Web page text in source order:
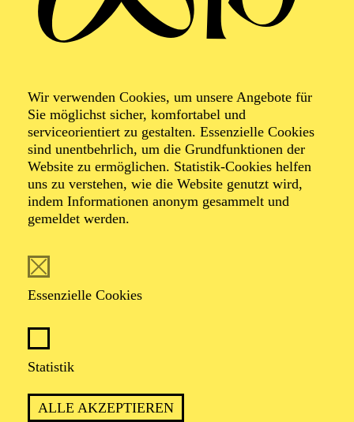
Wir verwenden Cookies, um unsere Angebote für
Sie möglichst sicher, komfortabel und
serviceorientiert zu gestalten. Essenzielle Cookies
sind unentbehrlich, um die Grundfunktionen der
Website zu ermöglichen. Statistik-Cookies helfen
uns zu verstehen, wie die Website genutzt wird,
indem Informationen anonym gesammelt und
gemeldet werden.
Essenzielle Cookies
Statistik
ALLE AKZEPTIEREN
Foto: privat
Lothar Kittstein
Lothar Kittstein
und Bonn. Nach der Promotion in Neuerer Geschichte
war er drei Jahre als Headhunter in einer kleinen